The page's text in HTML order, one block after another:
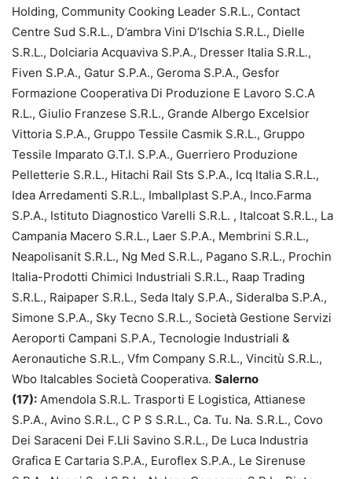
Holding, Community Cooking Leader S.R.L., Contact
Centre Sud S.R.L., D’ambra Vini D’Ischia S.R.L., Dielle
S.R.L., Dolciaria Acquaviva S.P.A., Dresser Italia S.R.L.,
Fiven S.P.A., Gatur S.P.A., Geroma S.P.A., Gesfor
Formazione Cooperativa Di Produzione E Lavoro S.C.A
R.L., Giulio Franzese S.R.L., Grande Albergo Excelsior
Vittoria S.P.A., Gruppo Tessile Casmik S.R.L., Gruppo
Tessile Imparato G.T.I. S.P.A., Guerriero Produzione
Pelletterie S.R.L., Hitachi Rail Sts S.P.A., Icq Italia S.R.L.,
Idea Arredamenti S.R.L., Imballplast S.P.A., Inco.Farma
S.P.A., Istituto Diagnostico Varelli S.R.L. , Italcoat S.R.L., La
Campania Macero S.R.L., Laer S.P.A., Membrini S.R.L.,
Neapolisanit S.R.L., Ng Med S.R.L., Pagano S.R.L., Prochin
Italia-Prodotti Chimici Industriali S.R.L., Raap Trading
S.R.L., Raipaper S.R.L., Seda Italy S.P.A., Sideralba S.P.A.,
Simone S.P.A., Sky Tecno S.R.L., Società Gestione Servizi
Aeroporti Campani S.P.A., Tecnologie Industriali &
Aeronautiche S.R.L., Vfm Company S.R.L., Vincitù S.R.L.,
Wbo Italcables Società Cooperativa. Salerno
(17): Amendola S.R.L. Trasporti E Logistica, Attianese
S.P.A., Avino S.R.L., C P S S.R.L., Ca. Tu. Na. S.R.L., Covo
Dei Saraceni Dei F.Lli Savino S.R.L., De Luca Industria
Grafica E Cartaria S.P.A., Euroflex S.P.A., Le Sirenuse